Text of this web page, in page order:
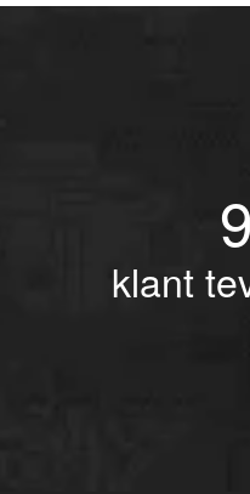
klant